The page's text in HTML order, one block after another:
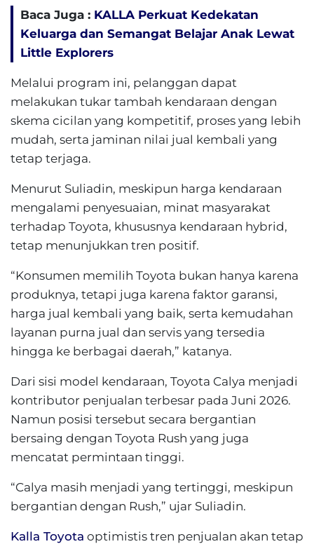
Baca Juga : KALLA Perkuat Kedekatan
Keluarga dan Semangat Belajar Anak Lewat
Little Explorers
Melalui program ini, pelanggan dapat
melakukan tukar tambah kendaraan dengan
skema cicilan yang kompetitif, proses yang lebih
mudah, serta jaminan nilai jual kembali yang
tetap terjaga.
Menurut Suliadin, meskipun harga kendaraan
mengalami penyesuaian, minat masyarakat
terhadap Toyota, khususnya kendaraan hybrid,
tetap menunjukkan tren positif.
“Konsumen memilih Toyota bukan hanya karena
produknya, tetapi juga karena faktor garansi,
harga jual kembali yang baik, serta kemudahan
layanan purna jual dan servis yang tersedia
hingga ke berbagai daerah,” katanya.
Dari sisi model kendaraan, Toyota Calya menjadi
kontributor penjualan terbesar pada Juni 2026.
Namun posisi tersebut secara bergantian
bersaing dengan Toyota Rush yang juga
mencatat permintaan tinggi.
“Calya masih menjadi yang tertinggi, meskipun
bergantian dengan Rush,” ujar Suliadin.
Kalla Toyota optimistis tren penjualan akan tetap